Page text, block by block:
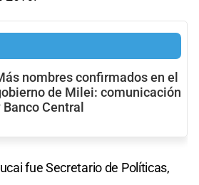
nombres confirmados en el
de Milei: comunicación
Banco Central
fue Secretario de Políticas,